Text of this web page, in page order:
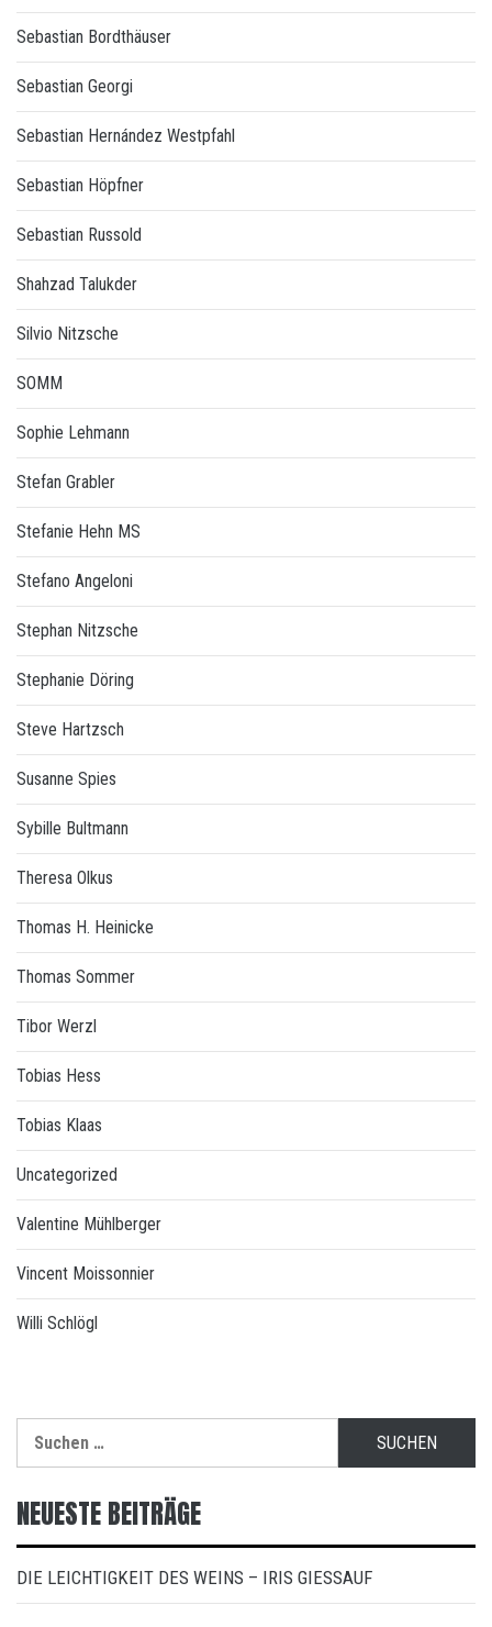
Sebastian Bordthäuser
Sebastian Georgi
Sebastian Hernández Westpfahl
Sebastian Höpfner
Sebastian Russold
Shahzad Talukder
Silvio Nitzsche
SOMM
Sophie Lehmann
Stefan Grabler
Stefanie Hehn MS
Stefano Angeloni
Stephan Nitzsche
Stephanie Döring
Steve Hartzsch
Susanne Spies
Sybille Bultmann
Theresa Olkus
Thomas H. Heinicke
Thomas Sommer
Tibor Werzl
Tobias Hess
Tobias Klaas
Uncategorized
Valentine Mühlberger
Vincent Moissonnier
Willi Schlögl
nach:
NEUESTE BEITRÄGE
DIE LEICHTIGKEIT DES WEINS – IRIS GIESSAUF